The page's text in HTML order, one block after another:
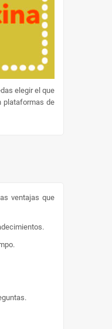
elegir el que
plataformas de
ventajas que